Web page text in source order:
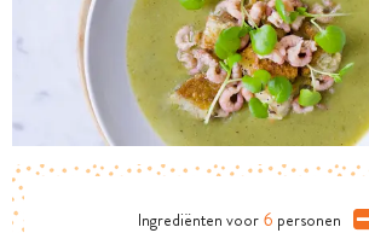
Ingrediënten voor 6 personen